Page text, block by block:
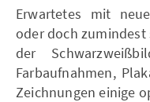
Erwartetes mit
oder doch zumindest
der
Farbaufnahmen,
Zeichnungen einige